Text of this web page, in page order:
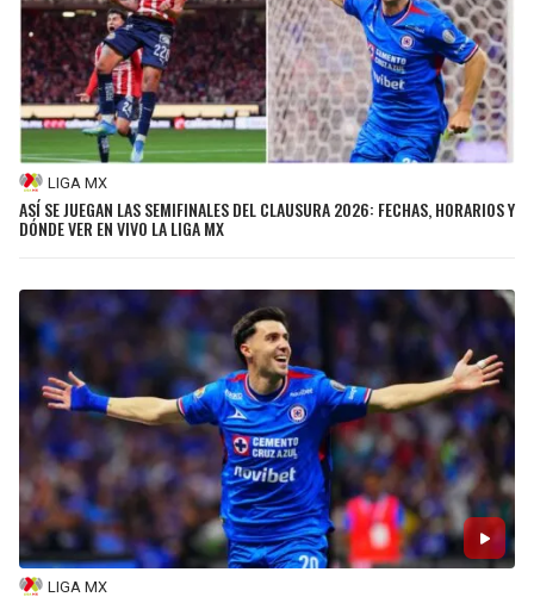
LIGA MX
ASÍ SE JUEGAN LAS SEMIFINALES DEL CLAUSURA 2026: FECHAS, HORARIOS Y
DÓNDE VER EN VIVO LA LIGA MX
LIGA MX